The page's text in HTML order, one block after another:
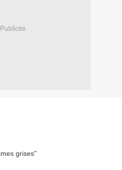
Publicité